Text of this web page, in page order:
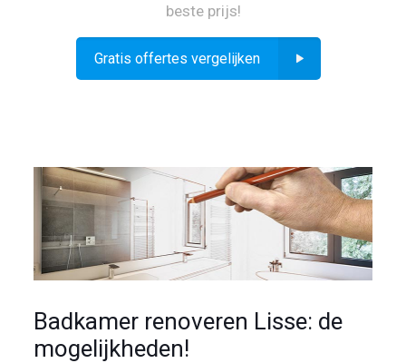
beste prijs!
Gratis offertes vergelijken
Badkamer renoveren Lisse: de
mogelijkheden!